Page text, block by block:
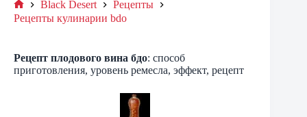
Home
Black Desert
Рецепты
Рецепты кулинарии bdo
Рецепт плодового вина бдо: способ
приготовления, уровень ремесла, эффект, рецепт